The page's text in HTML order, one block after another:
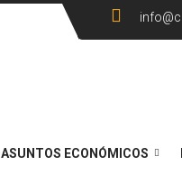
ASUNTOS ECONÓMICOS